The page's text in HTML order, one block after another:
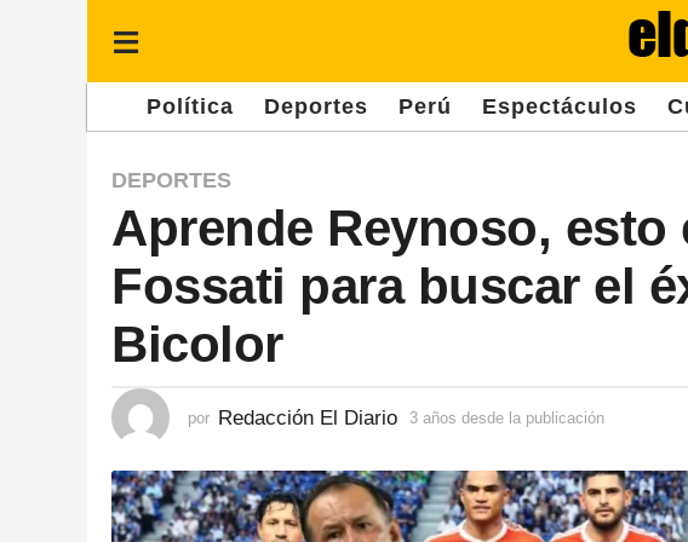
Política Deportes Perú Espectáculos
3
a
ñ
o
s
d
e
s
d
e
DEPORTES
Aprende Reynoso, esto
Fossati para buscar el
Bicolor
por Redacción El Diario 3 años desde la publicación
o
s
d